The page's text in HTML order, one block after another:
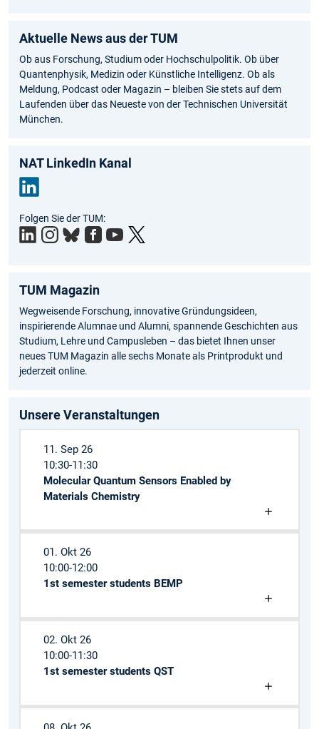
Aktuelle News aus der TUM
Ob aus Forschung, Studium oder Hochschulpolitik. Ob über
Quantenphysik, Medizin oder Künstliche Intelligenz. Ob als
Meldung, Podcast oder Magazin – bleiben Sie stets auf dem
Laufenden über das Neueste von der Technischen Universität
München.
NAT LinkedIn Kanal
edIn
Folgen Sie der TUM:
TUM Magazin
Wegweisende Forschung, innovative Gründungsideen,
inspirierende Alumnae und Alumni, spannende Geschichten aus
Studium, Lehre und Campusleben – das bietet Ihnen unser
neues TUM Magazin alle sechs Monate als Printprodukt und
jederzeit online.
Unsere Veranstaltungen
11. Sep 26
10:30-11:30
Molecular Quantum Sensors Enabled by
Materials Chemistry
01. Okt 26
10:00-12:00
1st semester students BEMP
02. Okt 26
10:00-11:30
1st semester students QST